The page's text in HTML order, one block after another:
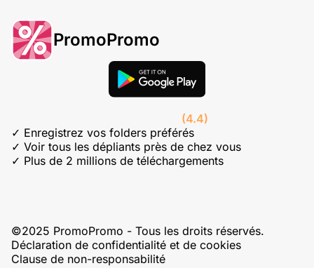
PromoPromo
(4.4)
✓ Enregistrez vos folders préférés
✓ Voir tous les dépliants près de chez vous
✓ Plus de 2 millions de téléchargements
©2025 PromoPromo - Tous les droits réservés.
Déclaration de confidentialité et de cookies
Clause de non-responsabilité